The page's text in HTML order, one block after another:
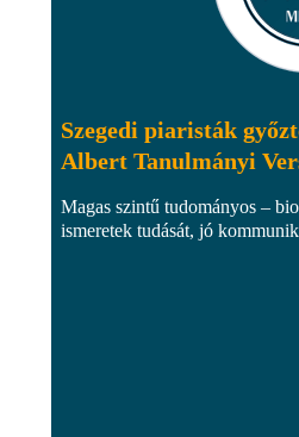
Szegedi piaristák
Albert Tanulmányi
Magas szintű tudományos –
ismeretek tudását, jó